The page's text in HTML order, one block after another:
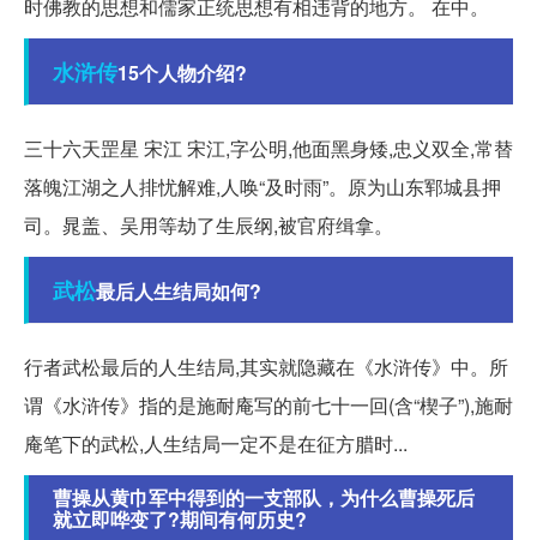
时佛教的思想和儒家正统思想有相违背的地方。 在中。
水浒传15个人物介绍?
三十六天罡星 宋江 宋江,字公明,他面黑身矮,忠义双全,常替
落魄江湖之人排忧解难,人唤“及时雨”。原为山东郓城县押
司。晁盖、吴用等劫了生辰纲,被官府缉拿。
武松最后人生结局如何?
行者武松最后的人生结局,其实就隐藏在《水浒传》中。所
谓《水浒传》指的是施耐庵写的前七十一回(含“楔子”),施耐
庵笔下的武松,人生结局一定不是在征方腊时...
曹操从黄巾军中得到的一支部队，为什么曹操死后
就立即哗变了?期间有何历史?